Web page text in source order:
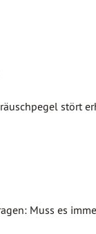
stört
Muss es